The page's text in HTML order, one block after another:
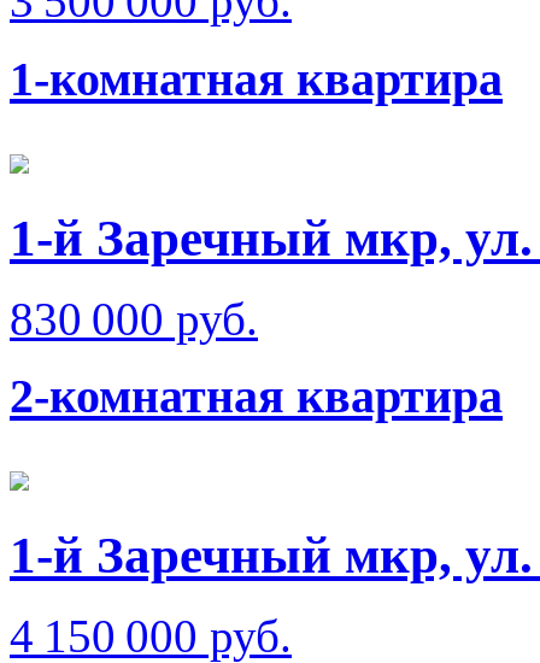
1-комнатная квартира
1-й Заречный мкр, ул.
830 000 руб.
2-комнатная квартира
1-й Заречный мкр,
4 150 000 руб.